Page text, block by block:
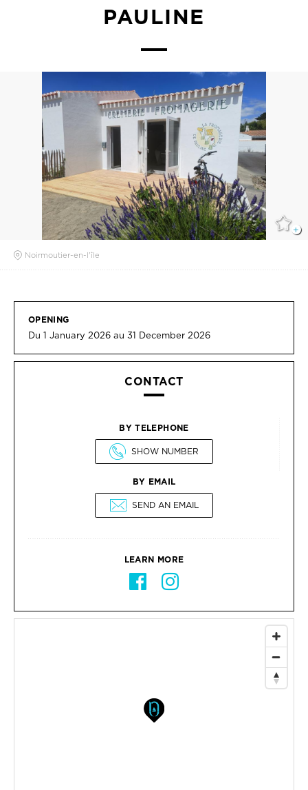
PAULINE
Noirmoutier-en-l'île
OPENING
Du 1 January 2026 au 31 December 2026
CONTACT
BY TELEPHONE
SHOW NUMBER
BY EMAIL
SEND AN EMAIL
LEARN MORE